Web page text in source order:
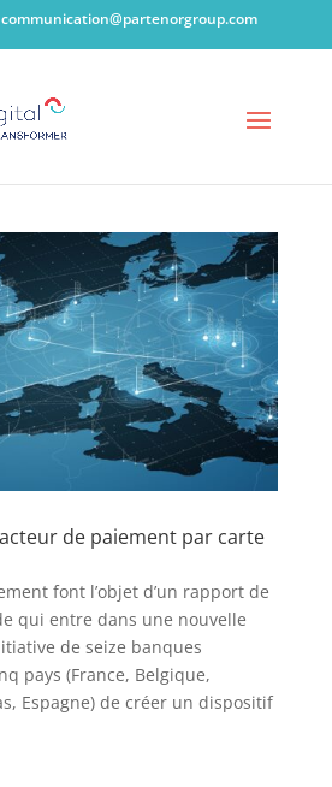
communication@partenorgroup.com
de paiement par carte
font l’objet d’un rapport de
qui entre dans une nouvelle
de seize banques
pays (France, Belgique,
Espagne) de créer un dispositif